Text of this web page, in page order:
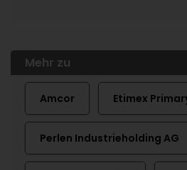
Mehr zu
Amcor Etimex
Perlen Industrieholding AG